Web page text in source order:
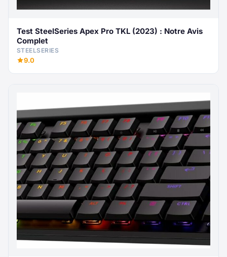
Test SteelSeries Apex Pro TKL (2023) : Notre Avis
Complet
STEELSERIES
9.0